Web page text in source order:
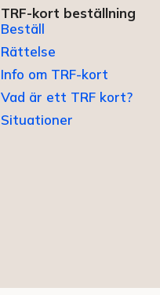
TRF-kort beställning
Beställ
Rättelse
Info om TRF-kort
Vad är ett TRF kort?
Situationer